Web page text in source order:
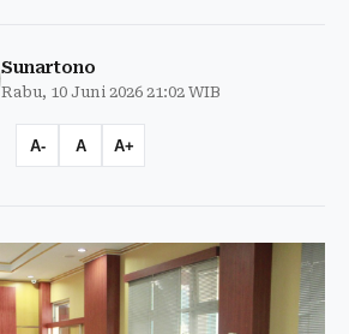
Sunartono
Rabu, 10 Juni 2026 21:02 WIB
A- A A+